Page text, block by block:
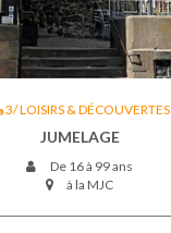
3/ LOISIRS & DÉCOUVERTES
JUMELAGE
De 16 à 99 ans
à la MJC